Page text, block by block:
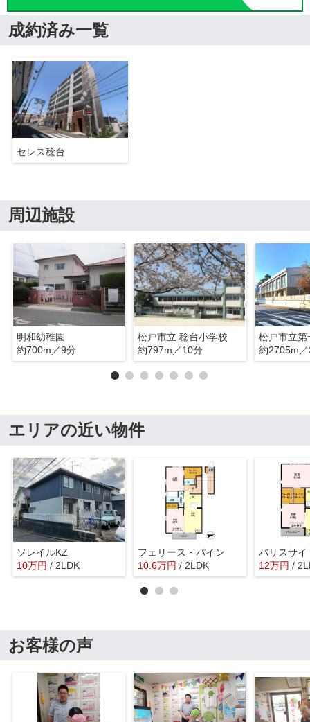
成約済み一覧
セレス稔台
周辺施設
明和幼稚園
約700m／9分
松戸市立 稔台小学校
約797m／10分
松戸市立第
約2705m
エリアの近い物件
ソレイルKZ
10万円 / 2LDK
フェリース・パイン
10.6万円 / 2LDK
バリスサイ
12万円 /
お客様の声